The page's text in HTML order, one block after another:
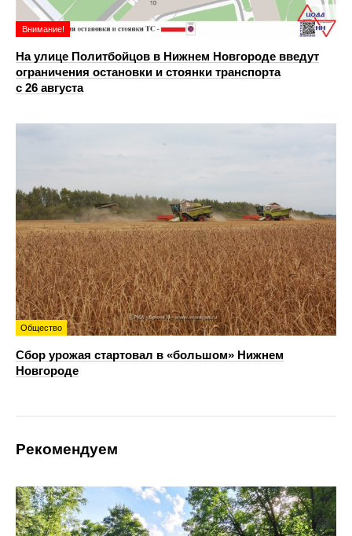
Внимание!
На улице Политбойцов в Нижнем Новгороде введут
ограничения остановки и стоянки транспорта
с 26 августа
Общество
Сбор урожая стартовал в «большом» Нижнем
Новгороде
Рекомендуем